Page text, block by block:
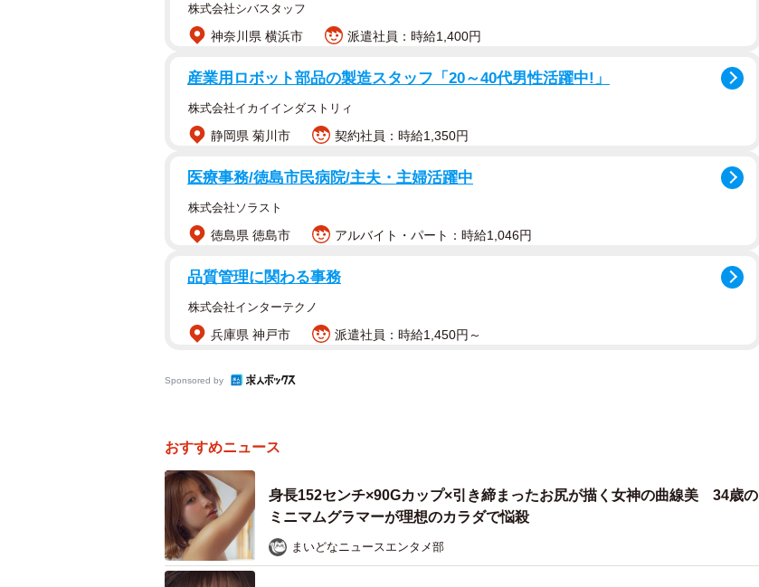
株式会社シバスタッフ
神奈川県 横浜市 派遣社員：時給1,400円
産業用ロボット部品の製造スタッフ「20～40代男性活躍中!」
株式会社イカイインダストリィ
静岡県 菊川市 契約社員：時給1,350円
医療事務/徳島市民病院/主夫・主婦活躍中
株式会社ソラスト
徳島県 徳島市 アルバイト・パート：時給1,046円
品質管理に関わる事務
株式会社インターテクノ
兵庫県 神戸市 派遣社員：時給1,450円～
Sponsored by
おすすめニュース
身長152センチ×90Gカップ×引き締まったお尻が描く女神の曲線美 34歳の
ミニマムグラマーが理想のカラダで悩殺
まいどなニュースエンタメ部